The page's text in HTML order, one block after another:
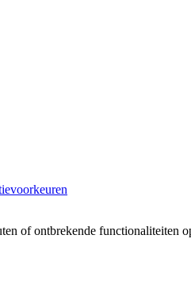
of ontbrekende functionaliteiten